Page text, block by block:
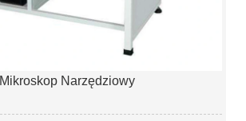
Mikroskop Narzędziowy